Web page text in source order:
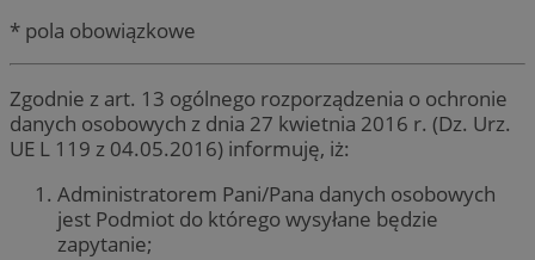
* pola obowiązkowe
Zgodnie z art. 13 ogólnego rozporządzenia o ochronie
danych osobowych z dnia 27 kwietnia 2016 r. (Dz. Urz.
UE L 119 z 04.05.2016) informuję, iż:
Administratorem Pani/Pana danych osobowych
jest Podmiot do którego wysyłane będzie
zapytanie;